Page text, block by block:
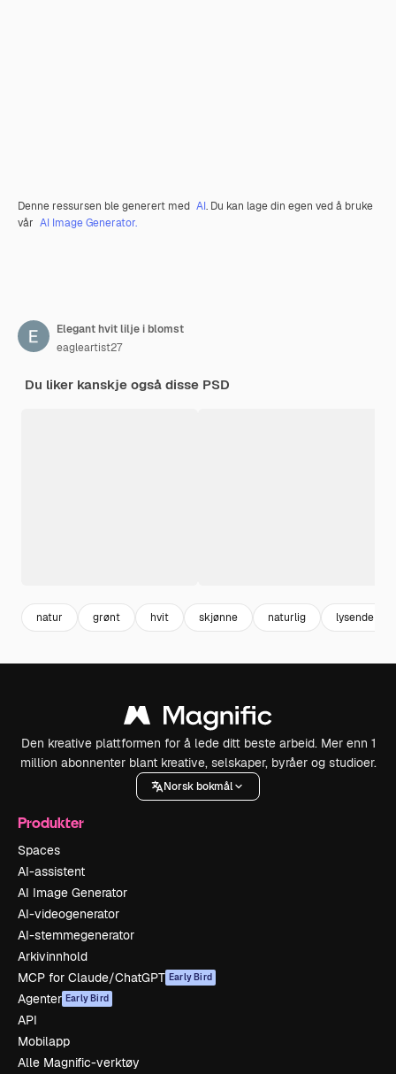
Denne ressursen ble generert med AI. Du kan lage din egen ved å bruke
vår AI Image Generator.
Elegant hvit lilje i blomst
eagleartist27
Du liker kanskje også disse PSD
natur grønt hvit skjønne naturlig lysende
Den kreative plattformen for å lede ditt beste arbeid. Mer enn 1
million abonnenter blant kreative, selskaper, byråer og studioer.
Norsk bokmål
Produkter
Spaces
AI-assistent
AI Image Generator
AI-videogenerator
AI-stemmegenerator
Arkivinnhold
MCP for Claude/ChatGPT Early Bird
Agenter Early Bird
API
Mobilapp
Alle Magnific-verktøy